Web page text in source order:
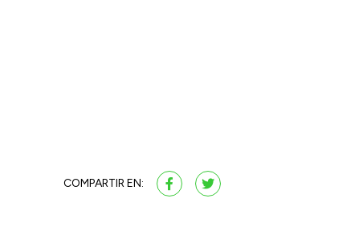
COMPARTIR EN: